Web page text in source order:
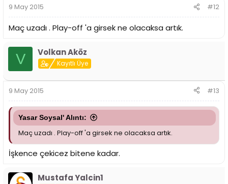
9 May 2015 #12
Maç uzadı . Play-off 'a girsek ne olacaksa artık.
V Volkan Aköz
Kayıtlı Üye
9 May 2015 #13
Yasar Soysal' Alıntı:
Maç uzadı . Play-off 'a girsek ne olacaksa artık.
İşkence çekicez bitene kadar.
Mustafa Yalcin1